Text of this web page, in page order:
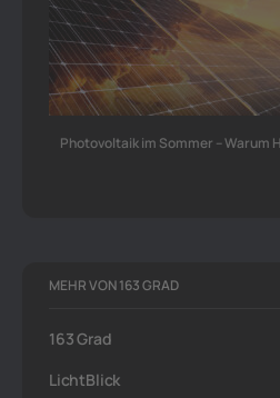
Photovoltaik im Sommer – Warum
MEHR VON 163 GRAD
163 Grad
LichtBlick